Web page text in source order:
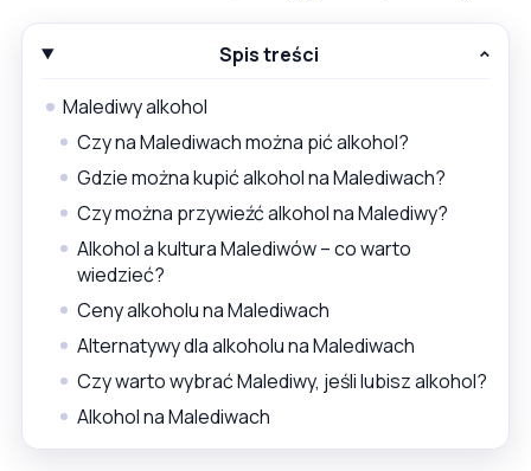
Spis treści
Malediwy alkohol
Czy na Malediwach można pić alkohol?
Gdzie można kupić alkohol na Malediwach?
Czy można przywieźć alkohol na Malediwy?
Alkohol a kultura Malediwów – co warto
wiedzieć?
Ceny alkoholu na Malediwach
Alternatywy dla alkoholu na Malediwach
Czy warto wybrać Malediwy, jeśli lubisz alkohol?
Alkohol na Malediwach